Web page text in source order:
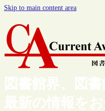
Skip to main content area
図書館界、図
最新の情報を